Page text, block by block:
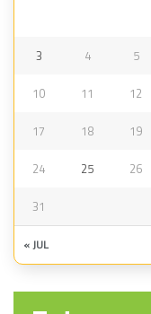
3 4 5
10 11 12
17 18 19
24 25 26
31
« JUL